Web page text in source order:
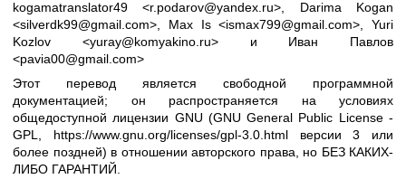
kogamatranslator49 <r.podarov@yandex.ru>, Darima Kogan
<silverdk99@gmail.com>, Max Is <ismax799@gmail.com>, Yuri
Kozlov <yuray@komyakino.ru> и Иван Павлов
<pavia00@gmail.com>
Этот перевод является свободной программной
документацией; он распространяется на условиях
общедоступной лицензии GNU (GNU General Public License -
GPL, https://www.gnu.org/licenses/gpl-3.0.htmlверсии 3 или
более поздней) в отношении авторского права, но БЕЗ КАКИХ-
ЛИБО ГАРАНТИЙ.